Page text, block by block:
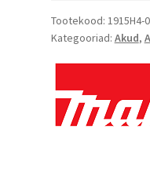
Tootekood: 1915H4-0
Kategooriad: Akud,